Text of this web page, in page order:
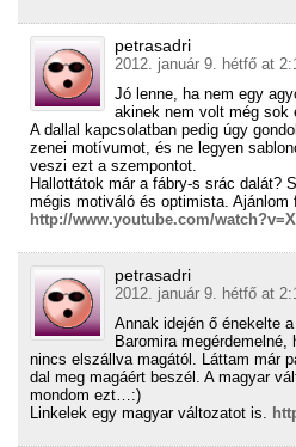
petrasadri
2012. január 9. hétfő at
Jó lenne, ha nem egy
akinek nem volt még sok
A dallal kapcsolatban pedig úgy
zenei motívumot, és ne legyen
veszi ezt a szempontot.
Hallottátok már a fábry-s srác dalát?
mégis motiváló és optimista. Ajánlom
http://www.youtube.com/
petrasadri
2012. január 9. hétfő at
Annak idején ő énekelte
Baromira
nincs elszállva magától. Láttam már
dal meg magáért beszél. A magyar
mondom ezt…:)
Linkelek egy magyar változatot is.